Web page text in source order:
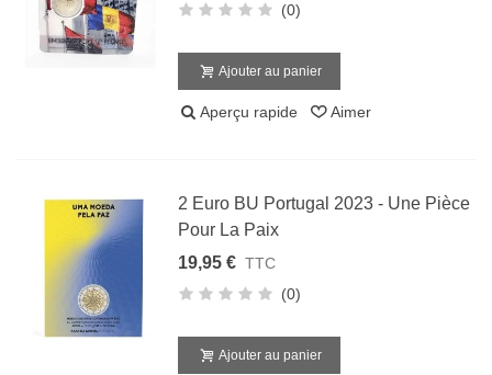
(0)
Ajouter au panier
Aperçu rapide Aimer
2 Euro BU Portugal 2023 - Une Pièce
Pour La Paix
19,95 € TTC
(0)
Ajouter au panier